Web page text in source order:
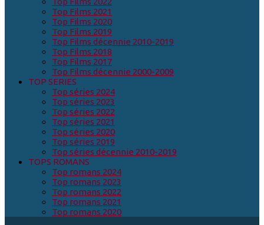
Top Films 2021
Top Films 2020
Top Films 2019
Top Films décennie 2010-2019
Top Films 2018
Top Films 2017
Top Films décennie 2000-2009
TOP SERIES
Top séries 2024
Top séries 2023
Top séries 2022
Top séries 2021
Top séries 2020
Top séries 2019
Top séries décennie 2010-2019
TOPS ROMANS
Top romans 2024
Top romans 2023
Top romans 2022
Top romans 2021
Top romans 2020